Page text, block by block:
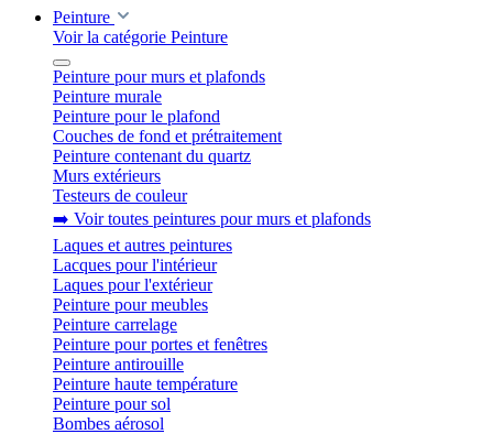
Peinture
Voir la catégorie Peinture
Peinture pour murs et plafonds
Peinture murale
Peinture pour le plafond
Couches de fond et prétraitement
Peinture contenant du quartz
Murs extérieurs
Testeurs de couleur
➡️ Voir toutes peintures pour murs et plafonds
Laques et autres peintures
Lacques pour l'intérieur
Laques pour l'extérieur
Peinture pour meubles
Peinture carrelage
Peinture pour portes et fenêtres
Peinture antirouille
Peinture haute température
Peinture pour sol
Bombes aérosol